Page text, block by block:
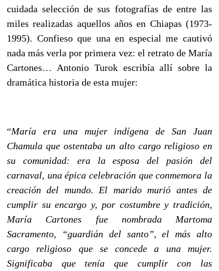
cuidada selección de sus fotografías de entre las
miles realizadas aquellos años en Chiapas (1973-
1995). Confieso que una en especial me cautivó
nada más verla por primera vez: el retrato de María
Cartones… Antonio Turok escribía allí sobre la
dramática historia de esta mujer:
“María era una mujer indígena de San Juan
Chamula que ostentaba un alto cargo religioso en
su comunidad: era la esposa del pasión del
carnaval, una épica celebración que conmemora la
creación del mundo. El marido murió antes de
cumplir su encargo y, por costumbre y tradición,
María Cartones fue nombrada Martoma
Sacramento, “guardián del santo”, el más alto
cargo religioso que se concede a una mujer.
Significaba que tenía que cumplir con las